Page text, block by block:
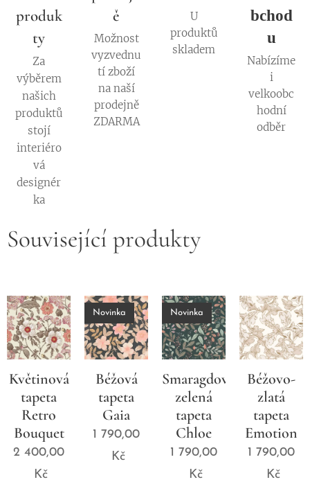
produk
ty
Za
výběrem
našich
produktů
stojí
interiéro
vá
designér
ka
ě
Možnost
vyzvednu
tí zboží
na naší
prodejně
ZDARMA
U
produktů
skladem
bchod
u
Nabízíme
i
velkoobc
hodní
odběr
Související produkty
Květinová
tapeta
Retro
Bouquet
2 400,00
Kč
Béžová
tapeta
Gaia
Novinka
1 790,00
Kč
Smaragdově
zelená
tapeta
Chloe
Novinka
1 790,00
Kč
Béžovo-
zlatá
tapeta
Emotion
1 790,00
Kč